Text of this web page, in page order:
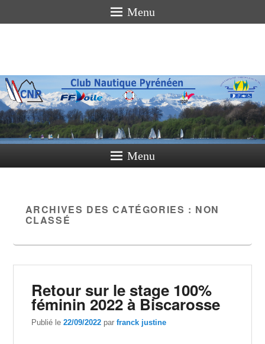
Menu
Nautique
Pyrénéen
La voile pour tous
Menu
ARCHIVES DES CATÉGORIES : NON
CLASSÉ
Retour sur le stage 100%
féminin 2022 à Biscarosse
Publié le22/09/2022 parfranck justine